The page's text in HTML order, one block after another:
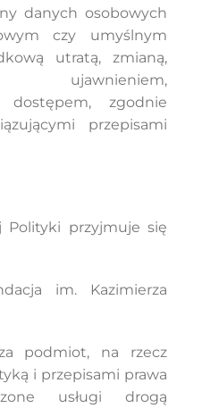
danych osobowych
czy umyślnym
utratą, zmianą,
ujawnieniem,
dostępem, zgodnie
przepisami
Polityki przyjmuje się
im. Kazimierza
podmiot, na rzecz
i przepisami prawa
usługi drogą